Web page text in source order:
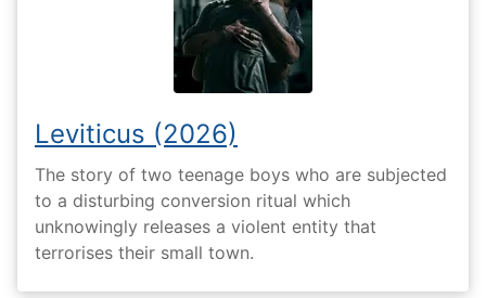
Leviticus (2026)
The story of two teenage boys who are subjected
to a disturbing conversion ritual which
unknowingly releases a violent entity that
terrorises their small town.